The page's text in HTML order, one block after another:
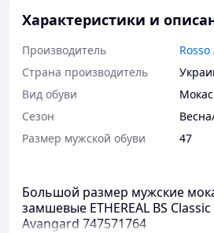
Характеристики и
Производитель
Страна производитель
Вид обуви
Сезон
Размер мужской обуви
47
Большой размер мужские
замшевые ETHEREAL BS
Avangard 747571764